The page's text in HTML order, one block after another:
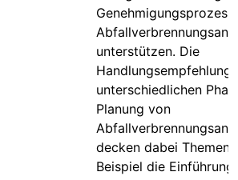
unterstützen. Die
unterschiedlichen
Planung von
decken dabei Themen
Beispiel die